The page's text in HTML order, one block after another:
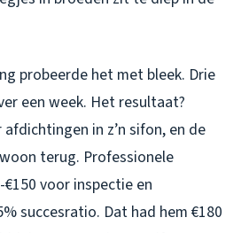
probeerde het met bleek. Drie
een week. Het resultaat?
in z’n sifon, en de
terug. Professionele
voor inspectie en
succesratio. Dat had hem €180